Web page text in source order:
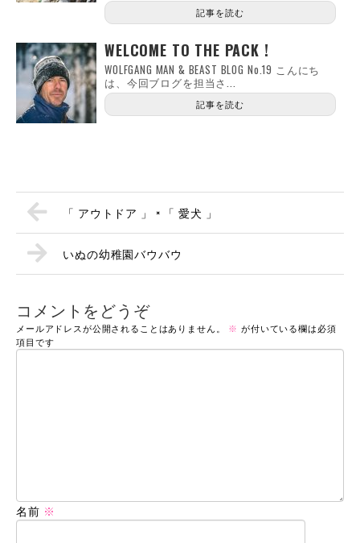
記事を読む
WELCOME TO THE PACK !
WOLFGANG MAN & BEAST BLOG No.19 こんにち
は、今回ブログを担当さ...
記事を読む
「 アウトドア 」 × 「 愛犬 」
いぬの幼稚園バウバウ
コメントをどうぞ
メールアドレスが公開されることはありません。 ※ が付いている欄は必須
項目です
名前 ※